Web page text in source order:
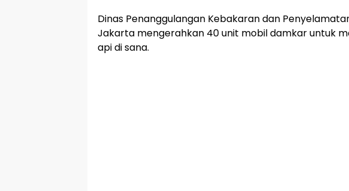
Dinas Penanggulangan Kebakaran dan
Jakarta mengerahkan 40 unit mobil damkar untuk
api di sana.